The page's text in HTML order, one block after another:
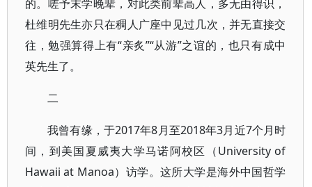
的。嗟予末学晚辈，对此类前辈高人，多无由得识，
杜维明先生亦只在稠人广座中见过几次，并无直接交
往，勉强算得上有“亲炙”“从游”之谊的，也只有成中
英先生了。
二
我曾有缘，于2017年8月至2018年3月近7个月时
间，到美国夏威夷大学马诺阿校区（University of
Hawaii at Manoa）访学。这所大学是海外中国哲学